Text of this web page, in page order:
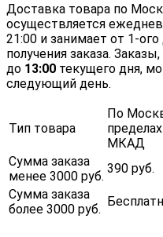
Доставка товара по
осуществляется
21:00 и занимает от 1-
получения заказа.
до 13:00 текущего дня,
следующий день.
Тип товара
По
пределах
МКАД
Сумма заказа
менее 3000 руб.
390 руб.
Сумма заказа
более 3000 руб.